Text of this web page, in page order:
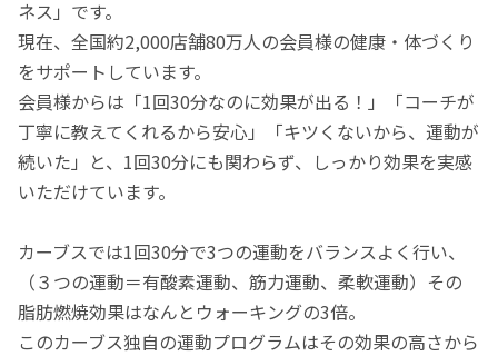
ネス」です。
現在、全国約2,000店舗80万人の会員様の健康・体づくり
をサポートしています。
会員様からは「1回30分なのに効果が出る！」「コーチが
丁寧に教えてくれるから安心」「キツくないから、運動が
続いた」と、1回30分にも関わらず、しっかり効果を実感
いただけています。
カーブスでは1回30分で3つの運動をバランスよく行い、
（３つの運動＝有酸素運動、筋力運動、柔軟運動）その
脂肪燃焼効果はなんとウォーキングの3倍。
このカーブス独自の運動プログラムはその効果の高さから